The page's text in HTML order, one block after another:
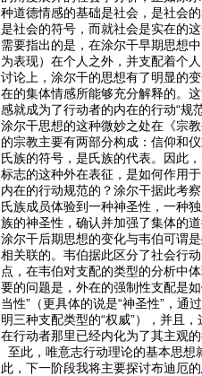
种道德情感的基础是社会，是社会
是社会的符号，而就社会是实在的
需要指出的是，在涂尔干早期思想
为表现）在个人之外，并支配着个
讨论上，涂尔干的思想有了明显的
在的集体情感所能够充分解释的。
感就成为了行动者的内在的行动“规
涂尔干思想的这种微妙之处在《宗
的宗教主要有两部分构成：信仰和
氏族的符号，是氏族的代表。因此
标志的这种外在表征，是如何作用
内在的行动规范的？涂尔干据此考
氏族成员体验到一种神圣性，一种
族的神圣性，确认并加强了集体的
涂尔干后期思想的变化与韦伯可谓
相关联的。韦伯据此区分了社会行
点，在韦伯对支配的类型的分析中
要的问题是，外在的强制性支配是
当性”（更具体的说是“神圣性”，通
明三种支配类型的“权威”），并且
在行动者那里已经内化为了其主观
至此，唯意志行动理论的基本思
此，下一阶段我将主要探讨布迪厄